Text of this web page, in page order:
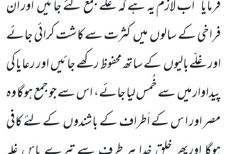
فرمایا ’’اب لازم یہ ہے کہ غلّے جمع کئے جائیںاور ان
فراخی کے سالوںمیںکثرت سے کاشت کرائی جائے
اور غلّےبالیوںکے ساتھ محفوظ رکھے جائیںاور رعایا کی
پیداوار میںسے خُمس لیا جائے، اس سے جو جمع ہوگا وہ
مصر اور ا س کے اَطرافکے باشندوںکے لئے کافی